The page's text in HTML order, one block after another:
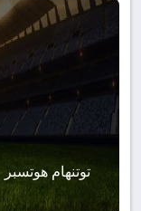
توتنهام هوتسبر